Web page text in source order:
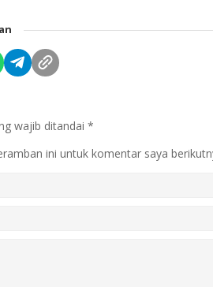
wajib ditandai *
ini untuk komentar saya